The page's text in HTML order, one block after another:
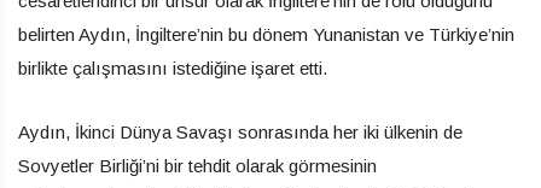
belirten Aydın, İngiltere’nin bu dönem Yunanistan ve Türkiye’nin
birlikte çalışmasını istediğine işaret etti.
Aydın, İkinci Dünya Savaşı sonrasında her iki ülkenin de
Sovyetler Birliği’ni bir tehdit olarak görmesinin